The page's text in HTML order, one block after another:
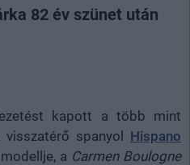
82 év szünet után
kapott a több mint
spanyol Hispano
a Carmen Boulogne